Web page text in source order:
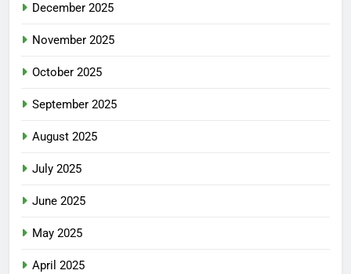
December 2025
November 2025
October 2025
September 2025
August 2025
July 2025
June 2025
May 2025
April 2025